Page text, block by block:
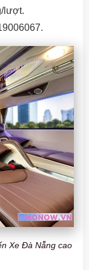
lượt.
Xe Đà Nẵng cao